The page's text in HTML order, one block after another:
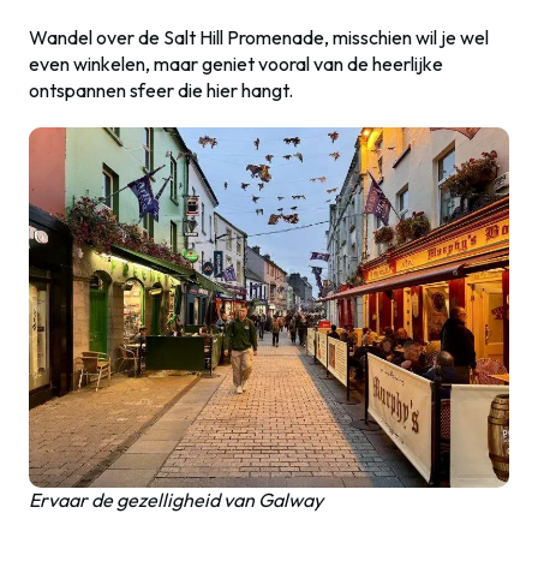
Wandel over de Salt Hill Promenade, misschien wil je wel
even winkelen, maar geniet vooral van de heerlijke
ontspannen sfeer die hier hangt.
Ervaar de gezelligheid van Galway